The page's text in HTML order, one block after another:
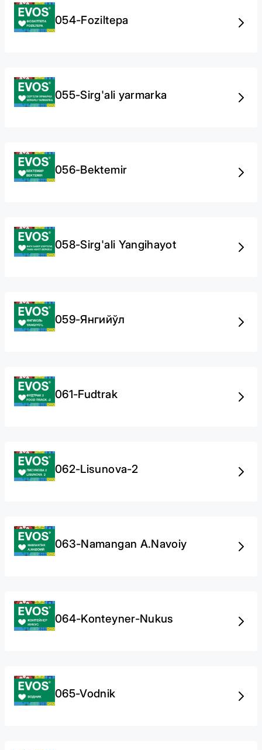
054-Foziltepa
055-Sirg'ali yarmarka
056-Bektemir
058-Sirg'ali Yangihayot
059-Янгийўл
061-Fudtrak
062-Lisunova-2
063-Namangan A.Navoiy
064-Konteyner-Nukus
065-Vodnik